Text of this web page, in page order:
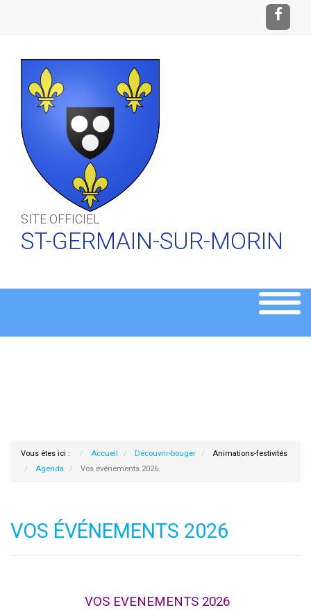
SITE OFFICIEL
ST-GERMAIN-SUR-MORIN
Vous êtes ici : Accueil Découvrir-bouger
Animations-festivités
Agenda
Vos événements 2026
VOS ÉVÉNEMENTS 2026
VOS EVENEMENTS 2026